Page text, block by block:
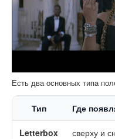
Есть два основных типа
Тип Где
Letterbox сверху и